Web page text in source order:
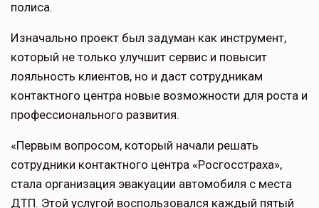
полиса.
Изначально проект был задуман как инструмент,
который не только улучшит сервис и повысит
лояльность клиентов, но и даст сотрудникам
контактного центра новые возможности для роста и
профессионального развития.
«Первым вопросом, который начали решать
сотрудники контактного центра «Росгосстраха»,
стала организация эвакуации автомобиля с места
ДТП. Этой услугой воспользовался каждый пятый